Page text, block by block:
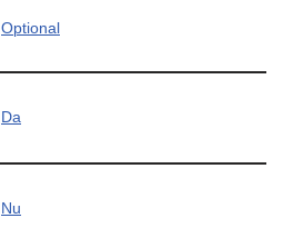
Optional
Da
Nu